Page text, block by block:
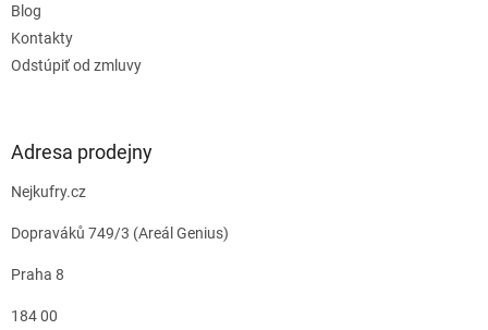
Blog
Kontakty
Odstúpiť od zmluvy
Adresa prodejny
Nejkufry.cz
Dopraváků 749/3 (Areál Genius)
Praha 8
184 00